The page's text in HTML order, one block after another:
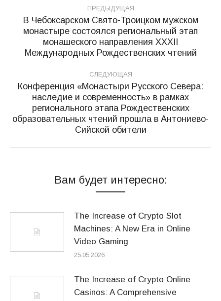
по
записям
ПРЕДЫДУЩАЯ
Предыдущая
запись:
В Чебоксарском Свято-Троицком мужском
монастыре состоялся региональный этап
монашеского направления XXХII
Международных Рождественских чтений
СЛЕДУЮЩАЯ
Следующая
запись:
Конференция «Монастыри Русского Севера:
наследие и современность» в рамках
регионального этапа Рождественских
образовательных чтений прошла в Антониево-
Сийской обители
Вам будет интересно:
The Increase of Crypto Slot
Machines: A New Era in Online
Video Gaming
25.05.2026
The Increase of Crypto Online
Casinos: A Comprehensive